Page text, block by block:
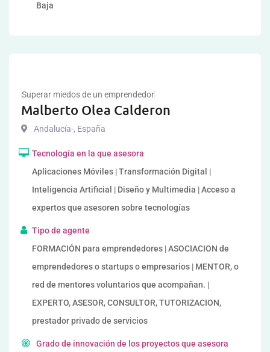
Baja
Superar miedos de un emprendedor
Malberto Olea Calderon
Andalucía-, España
Tecnología en la que asesora
Aplicaciones Móviles | Transformación Digital |
Inteligencia Artificial | Diseño y Multimedia | Acceso a
expertos que asesoren sobre tecnologías
Tipo de agente
FORMACIÓN para emprendedores | ASOCIACION de
emprendedores o startups o empresarios | MENTOR, o
red de mentores voluntarios que acompañan. |
EXPERTO, ASESOR, CONSULTOR, TUTORIZACION,
prestador privado de servicios
Grado de innovación de los proyectos que asesora